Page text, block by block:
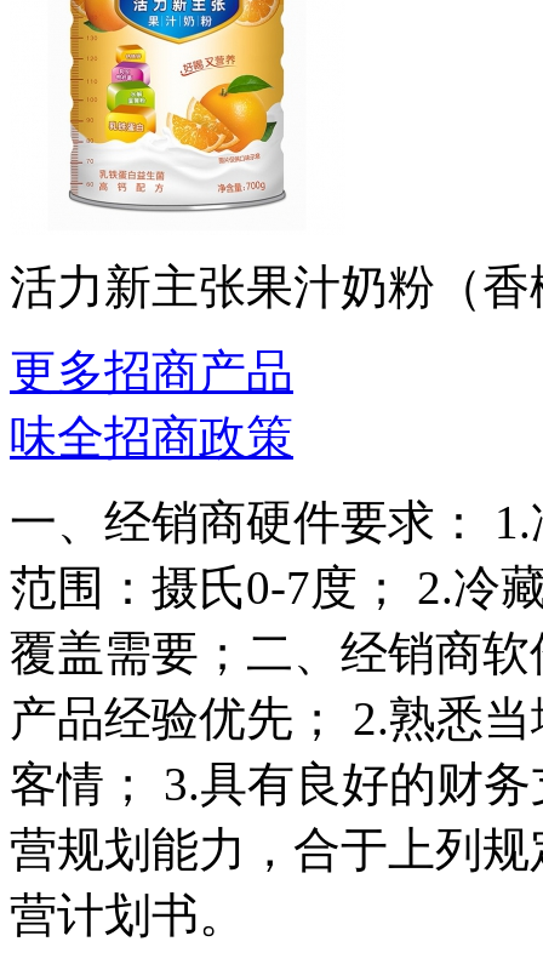
活力新主张果汁奶粉（香
更多招商产品
味全招商政策
一、经销商硬件要求：
范围：摄氏0-7度； 2.冷
覆盖需要；二、经销商
产品经验优先； 2.熟悉
客情； 3.具有良好的财
营规划能力，合于上列
营计划书。